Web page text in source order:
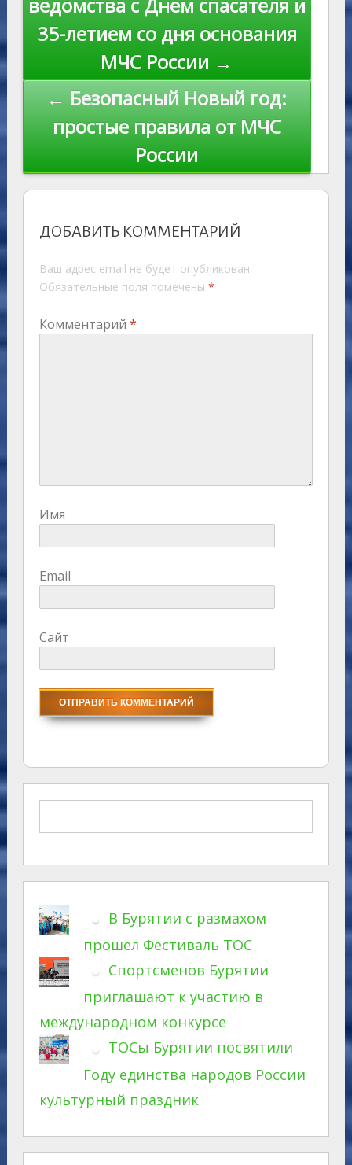
35-летием со дня основания
МЧС России →
← Безопасный Новый год:
простые правила от МЧС
России
ДОБАВИТЬ КОММЕНТАРИЙ
Ваш адрес email не будет опубликован.
Обязательные поля помечены *
Комментарий *
Имя
Email
Сайт
В Бурятии с размахом
прошел Фестиваль ТОС
Спортсменов Бурятии
приглашают к участию в
международном конкурсе
ТОСы Бурятии посвятили
Году единства народов России
культурный праздник